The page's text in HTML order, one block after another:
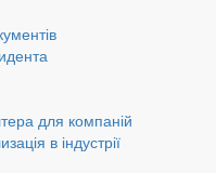
для компаній
в індустрії